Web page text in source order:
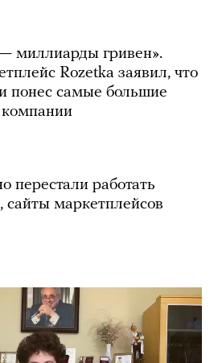
миллиарды гривен».
Rozetka заявил, что
понес самые большие
компании
перестали работать
сайты маркетплейсов